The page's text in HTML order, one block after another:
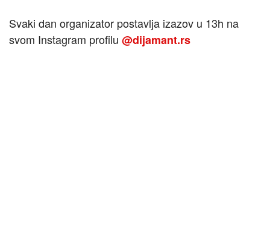
Svaki dan organizator postavlja izazov u 13h na
svom Instagram profilu @dijamant.rs